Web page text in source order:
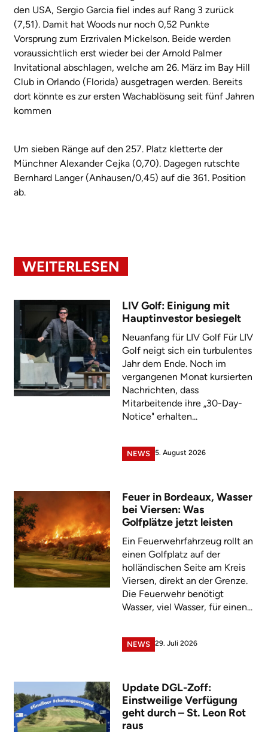
den USA, Sergio Garcia fiel indes auf Rang 3 zurück
(7,51). Damit hat Woods nur noch 0,52 Punkte
Vorsprung zum Erzrivalen Mickelson. Beide werden
voraussichtlich erst wieder bei der Arnold Palmer
Invitational abschlagen, welche am 26. März im Bay Hill
Club in Orlando (Florida) ausgetragen werden. Bereits
dort könnte es zur ersten Wachablösung seit fünf Jahren
kommen
Um sieben Ränge auf den 257. Platz kletterte der
Münchner Alexander Cejka (0,70). Dagegen rutschte
Bernhard Langer (Anhausen/0,45) auf die 361. Position
ab.
WEITERLESEN
LIV Golf: Einigung mit
Hauptinvestor besiegelt
Neuanfang für LIV Golf Für LIV
Golf neigt sich ein turbulentes
Jahr dem Ende. Noch im
vergangenen Monat kursierten
Nachrichten, dass
Mitarbeitende ihre „30-Day-
Notice" erhalten...
NEWS 5. August 2026
Feuer in Bordeaux, Wasser
bei Viersen: Was
Golfplätze jetzt leisten
Ein Feuerwehrfahrzeug rollt an
einen Golfplatz auf der
holländischen Seite am Kreis
Viersen, direkt an der Grenze.
Die Feuerwehr benötigt
Wasser, viel Wasser, für einen...
NEWS 29. Juli 2026
Update DGL-Zoff:
Einstweilige Verfügung
geht durch – St. Leon Rot
raus